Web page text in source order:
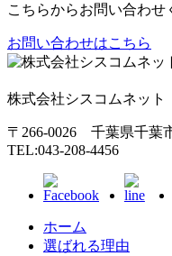
こちらからお問い合わせ
お問い合わせはこちら
株式会社シスコムネット
〒266-0026 千葉県千葉
TEL:043-208-4456
ホーム
選ばれる理由